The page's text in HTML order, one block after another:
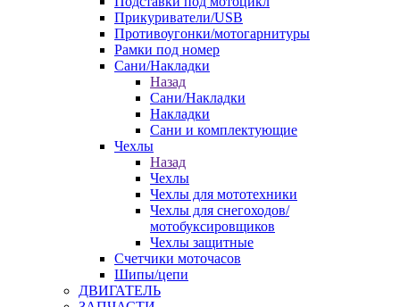
Прикуриватели/USB
Противоугонки/мотогарнитуры
Рамки под номер
Сани/Накладки
Назад
Сани/Накладки
Накладки
Сани и комплектующие
Чехлы
Назад
Чехлы
Чехлы для мототехники
Чехлы для снегоходов/
мотобуксировщиков
Чехлы защитные
Счетчики моточасов
Шипы/цепи
ДВИГАТЕЛЬ